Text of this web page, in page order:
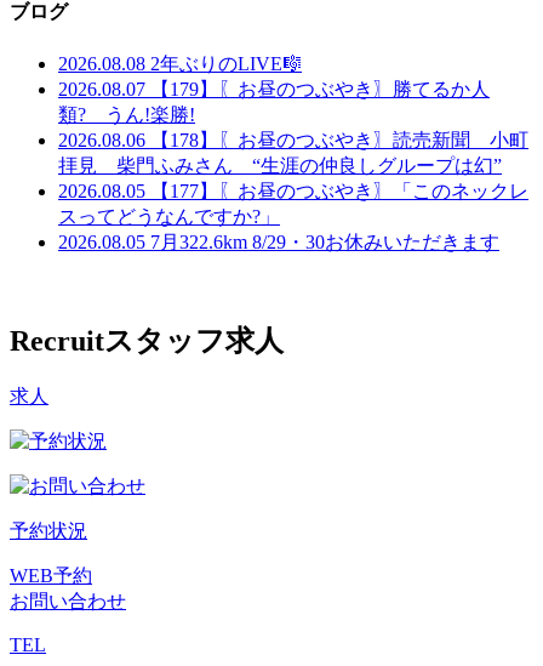
ブログ
2026.08.08 2年ぶりのLIVE🎼
2026.08.07
【179】〖お昼のつぶやき〗勝てるか人
類? うん!楽勝!
2026.08.06
【178】〖お昼のつぶやき〗読売新聞 小町
拝見 柴門ふみさん “生涯の仲良しグループは幻”
2026.08.05
【177】〖お昼のつぶやき〗「このネックレ
スってどうなんですか?」
2026.08.05 7月322.6km 8/29・30お休みいただきます
Recruitスタッフ求人
求人
予約状況
WEB予約
お問い合わせ
TEL